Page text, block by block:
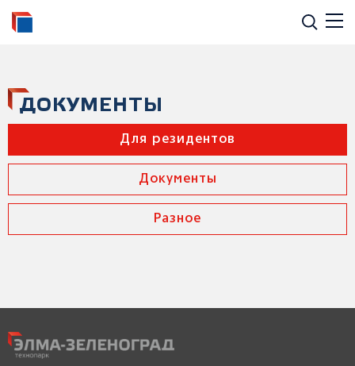
ДОКУМЕНТЫ
Для резидентов
Документы
Разное